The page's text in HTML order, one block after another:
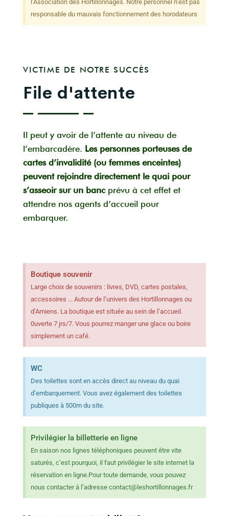
l’Association des Hortillonnages. Notre personnel n’est pas
responsable du mauvais fonctionnement des horodateurs
VICTIME DE NOTRE SUCCÈS
File d'attente
Il peut y avoir de l’attente au niveau de
l’embarcadère. Les personnes porteuses de
cartes d’invalidité (ou femmes enceintes)
peuvent rejoindre directement le quai pour
s’asseoir sur un banc prévu à cet effet et
attendre nos agents d’accueil pour
embarquer.
Boutique souvenir
Large choix de souvenirs : livres, DVD, cartes postales,
accessoires ... Autour de l’univers des Hortillonnages ou
d’Amiens. La boutique est située au sein de l’accueil.
0uverte 7 jrs/7. Vous pourrez manger une glace ou boire
simplement un café.
WC
Des toilettes sont en accès direct au niveau du quai
d’embarquement. Vous avez également des toilettes
publiques à 500m du site.
Privilégier la billetterie en ligne
En saison nos lignes téléphoniques peuvent être vite
saturés, c’est pourquoi, il faut privilégier le site internet la
réservation en ligne.Pour toute demande, vous pouvez
nous contacter à l’adresse contact@leshortillonnages.fr